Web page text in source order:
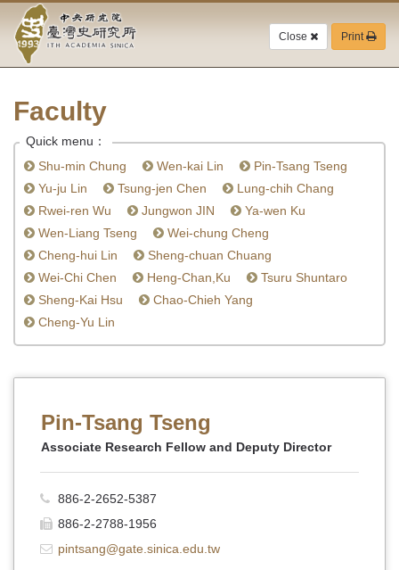
Jump
the
main
block
Academia
Sinica-
History
Institute-
Home
Close Print
Faculty
Quick menu：
Shu-min Chung
Wen-kai Lin
Pin-Tsang Tseng
Yu-ju Lin
Tsung-jen Chen
Lung-chih Chang
Rwei-ren Wu
Jungwon JIN
Ya-wen Ku
Wen-Liang Tseng
Wei-chung Cheng
Cheng-hui Lin
Sheng-chuan Chuang
Wei-Chi Chen
Heng-Chan,Ku
Tsuru Shuntaro
Sheng-Kai Hsu
Chao-Chieh Yang
Cheng-Yu Lin
Pin-Tsang Tseng
Associate Research Fellow and Deputy Director
886-2-2652-5387
886-2-2788-1956
pintsang@gate.sinica.edu.tw